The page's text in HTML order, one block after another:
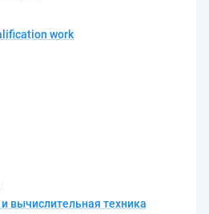
work
вычислительная техника